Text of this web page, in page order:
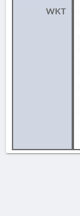
WKT